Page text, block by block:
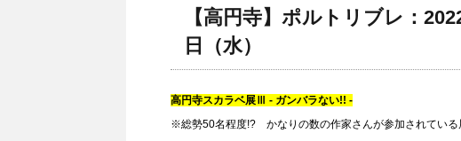
【高円寺】ポルトリブレ：
日（水）
高円寺スカラベ展Ⅲ ‐ ガンバラない!! ‐
※総勢50名程度!? かなりの数の作家さんが参加されている